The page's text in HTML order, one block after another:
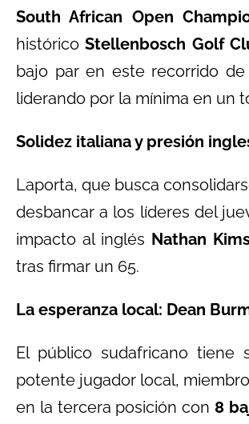
South African Open
históricoStellenbosch Golf
bajo par en este recorrido
liderando por la mínima en un
Solidez italiana y presión
Laporta, que busca
desbancar a los líderes del
impacto al inglés Nathan
tras firmar un 65.
La esperanza local: Dean
El público sudafricano tiene
potente jugador local,
en la tercera posición con 8